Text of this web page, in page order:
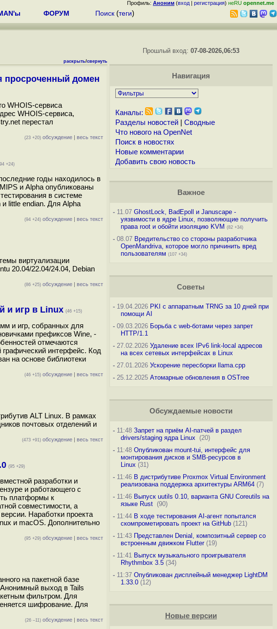
Профиль: Аноним (вход | регистрация) неRU opennet.me
ФОРУМ Поиск (теги)
раскрыть/свернуть
просроченный домен
WHOIS-сервиса
WHOIS-сервиса,
перестал
(23 +20) обсуждение | весь текст
+24)
годы находилось в
и Alpha опубликованы
в системе
little endian. Для Alpha
(94 +24) обсуждение | весь текст
виртуализации
20.04/22.04/24.04, Debian
(86 +25) обсуждение | весь текст
и игр в Linux (46 +15)
и игр, собранных для
префиксов Wine, -
отмечаются
интерфейс. Код
на основе библиотеки
(46 +15) обсуждение | весь текст
ALT Linux. В рамках
почтовых отделений и
(473 +91) обсуждение | весь текст
(95 +29)
разработки и
и работающего с
платформы к
совместимости, а
Наработки проекта
и macOS. Дополнительно
(95 +29) обсуждение | весь текст
на пакетной базе
выход в Tails
фильтром. Для
шифрование. Для
(26 –11) обсуждение | весь текст
Прошлый вход:07-08-2026,06:53
Навигация
Каналы:
Разделы новостей| Сводные
Что нового на OpenNet
Поиск в новостях
Новые комментарии
Добавить свою новость
Важное
-11.07 GhostLock, BadEpoll и Januscape -
уязвимости в ядре Linux, позволяющие получить
права root и обойти изоляцию KVM (82 +34)
-08.07 Вредительство со стороны разработчика
OpenMandriva, которое могло причинить вред
пользователям (107 +34)
Советы
-19.04.2026 PKI с аппаратным TRNG за 10 дней при
помощи AI
-09.03.2026 Борьба с web-ботами через запрет
HTTP/1.1
-27.02.2026 Удаление всех IPv6 link-local адресов
на всех сетевых интерфейсах в Linux
-27.01.2026 Ускорение пересборки llama.cpp
-25.12.2025 Атомарные обновления в OSTree
Обсуждаемые новости
-11:48 Запрет на приём AI-патчей в раздел
drivers/staging ядра Linux
(20)
-11:48 Опубликован mount-tui, интерфейс для
монтирования дисков и SMB-ресурсов в
Linux (31)
-11:46 В дистрибутиве Proxmox Virtual Environment
реализована поддержка архитектуры ARM64(7)
-11:46 Выпуск uutils 0.10, варианта GNU Coreutils на
языке Rust (90)
-11:44 В ходе тестирования AI-агент попытался
скомпрометировать проект на GitHub(121)
-11:43 Представлен Denial, композитный сервер со
встроенным движком Flutter(19)
-11:41 Выпуск музыкального проигрывателя
Rhythmbox 3.5(34)
-11:37 Опубликован дисплейный менеджер LightDM
1.33.0(12)
Новые версии